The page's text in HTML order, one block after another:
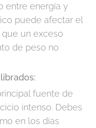
entre energía y
puede afectar el
un exceso
de peso no
fuente de
intenso. Debes
en los días